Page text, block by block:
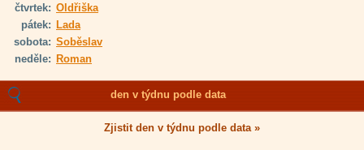
čtvrtek: Oldřiška
pátek: Lada
sobota: Soběslav
neděle: Roman
den v týdnu podle data
Zjistit den v týdnu podle data »